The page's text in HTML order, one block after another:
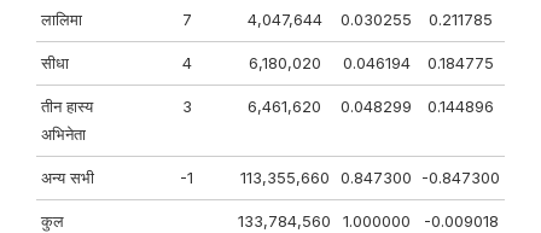
लालिमा 7 4,047,644 0.030255 0.211785
सीधा 4 6,180,020 0.046194 0.184775
तीन हास्य
अभिनेता
3 6,461,620 0.048299 0.144896
अन्य सभी -1 113,355,660 0.847300 -0.847300
कुल 133,784,560 1.000000 -0.009018